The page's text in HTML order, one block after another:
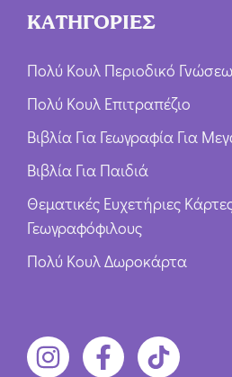
ΚΑΤΗΓΟΡΙΕΣ
Πολύ Κουλ Περιοδικό
Πολύ Κουλ Επιτραπέζιο
Βιβλία Για Γεωγραφία Για
Βιβλία Για Παιδιά
Θεματικές Ευχετήριες
Γεωγραφόφιλους
Πολύ Κουλ Δωροκάρτα